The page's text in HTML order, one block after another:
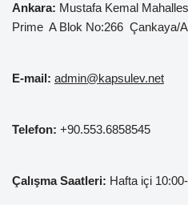
Ankara: Mustafa Kemal
Prime A Blok No:266 Çankaya/
E-mail: admin@kapsulev.net
Telefon: +90.553.6858545
Çalışma Saatleri: Hafta içi